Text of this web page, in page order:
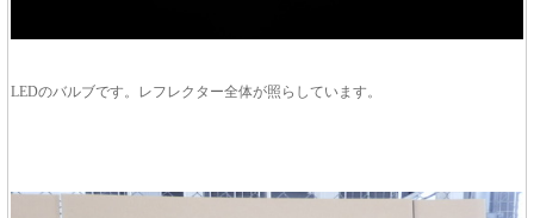
LEDのバルブです。レフレクター全体が照らしています。